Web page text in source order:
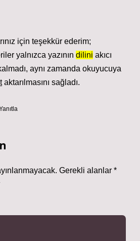
için teşekkür ederim;
yalnızca yazının dilini akıcı
aynı zamanda okuyucuya
aktarılmasını sağladı.
Gerekli alanlar *